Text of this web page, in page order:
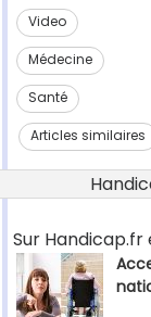
Video
Médecine
Santé
Articles similaires
Sur Handicap.fr